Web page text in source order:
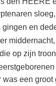
gingen en
op zijn
een